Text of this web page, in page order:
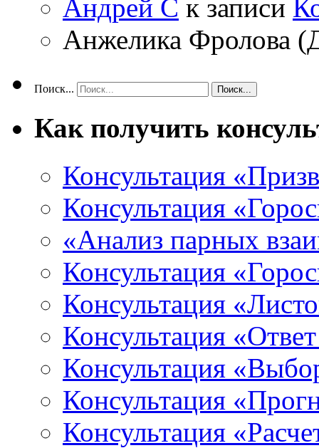
Андрей С к записи
Анжелика Фролова
Поиск...
Как получить
Консультация
Консультация
«Анализ парных
Консультация
Консультация
Консультация
Консультация
Консультация
Консультация